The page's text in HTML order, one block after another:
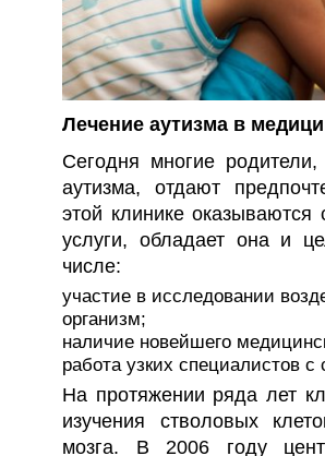
Лечение аутизма в
Сегодня многие
аутизма, отдают
этой клинике
услуги, обладает она и
числе:
участие в исследовании
организм;
наличие новейшего
работа узких специалистов
На протяжении ряда лет
изучения стволовых
мозга. В 2006 году